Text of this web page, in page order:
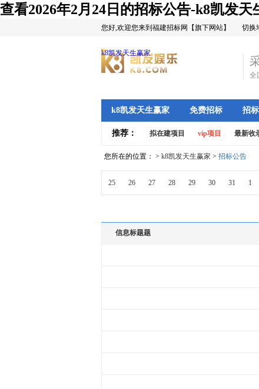
查看2026年2月24日的招标公告-k8凯发天
您好,欢迎您来到福建招标网【旗下网站】 切换
k8凯发天生赢家
全
k8凯发天生赢家 免费招标 招
推荐： 拟在建项目 vip项目 最新收
您所在的位置： > k8凯发天生赢家 > 招标公告
25 26 27 28 29 30 31 1
信息标题题